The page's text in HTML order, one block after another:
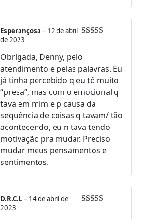
Esperançosa – 12 de abril
de 2023
Obrigada, Denny, pelo
atendimento e pelas palavras. Eu
já tinha percebido q eu tô muito
“presa”, mas com o emocional q
tava em mim e p causa da
sequência de coisas q tavam/ tão
acontecendo, eu n tava tendo
motivação pra mudar. Preciso
mudar meus pensamentos e
sentimentos.
D.R.C.L – 14 de abril de
2023